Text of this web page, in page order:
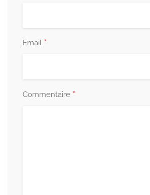
Email *
Commentaire *